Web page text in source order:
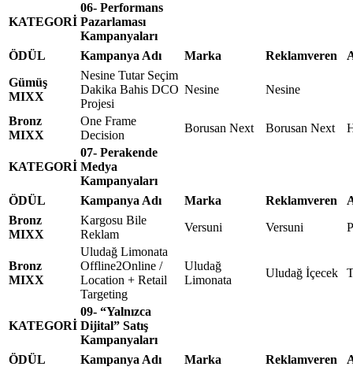
KATEGORİ
06- Performans
Pazarlaması
Kampanyaları
ÖDÜL
Kampanya Adı Marka Reklamveren
Gümüş
MIXX
Nesine Tutar Seçim
Dakika Bahis DCO
Projesi
Nesine Nesine
Bronz
MIXX
One Frame
Decision
Borusan Next Borusan Next
KATEGORİ
07- Perakende
Medya
Kampanyaları
ÖDÜL
Kampanya Adı Marka Reklamveren
Bronz
MIXX
Kargosu Bile
Reklam
Versuni Versuni
Bronz
MIXX
Uludağ Limonata
Offline2Online /
Location + Retail
Targeting
Uludağ
Limonata
Uludağ İçecek
KATEGORİ
09- “Yalnızca
Dijital” Satış
Kampanyaları
ÖDÜL
Kampanya Adı Marka Reklamveren